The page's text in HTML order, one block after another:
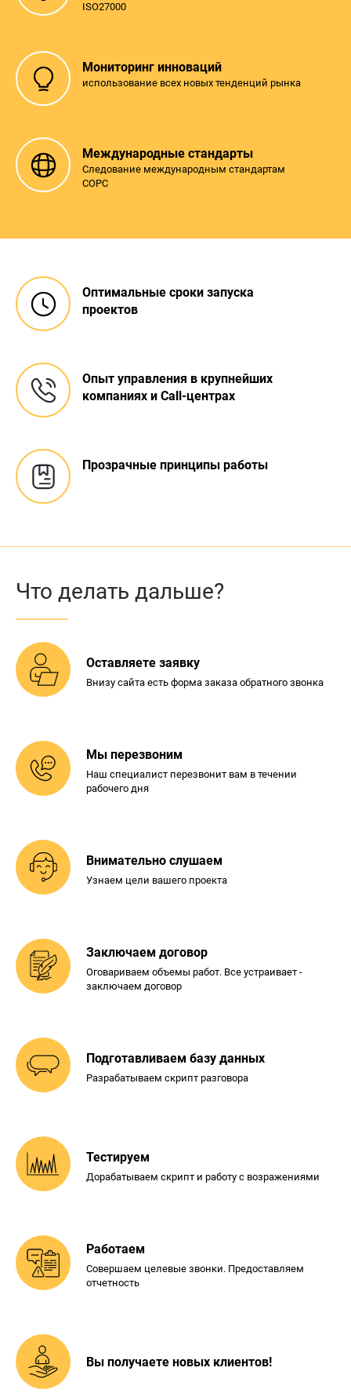
ISO27000
Мониторинг инноваций
использование всех новых тенденций рынка
Международные стандарты
Следование международным стандартам
СOPC
Оптимальные сроки запуска
проектов
Опыт управления в крупнейших
компаниях и Call-центрах
Прозрачные принципы работы
Что делать дальше?
Оставляете заявку
Внизу сайта есть форма заказа обратного звонка
Мы перезвоним
Наш специалист перезвонит вам в течении
рабочего дня
Внимательно слушаем
Узнаем цели вашего проекта
Заключаем договор
Оговариваем объемы работ. Все устраивает -
заключаем договор
Подготавливаем базу данных
Разрабатываем скрипт разговора
Тестируем
Дорабатываем скрипт и работу с возражениями
Работаем
Совершаем целевые звонки. Предоставляем
отчетность
Вы получаете новых клиентов!